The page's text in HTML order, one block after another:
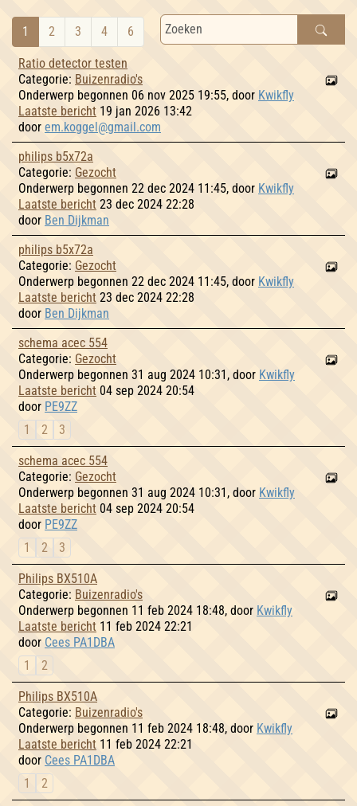
1 2 3 4 6
Ratio detector testen
Categorie: Buizenradio's
Onderwerp begonnen 06 nov 2025 19:55, door Kwikfly
Laatste bericht 19 jan 2026 13:42
door em.koggel@gmail.com
philips b5x72a
Categorie: Gezocht
Onderwerp begonnen 22 dec 2024 11:45, door Kwikfly
Laatste bericht 23 dec 2024 22:28
door Ben Dijkman
philips b5x72a
Categorie: Gezocht
Onderwerp begonnen 22 dec 2024 11:45, door Kwikfly
Laatste bericht 23 dec 2024 22:28
door Ben Dijkman
schema acec 554
Categorie: Gezocht
Onderwerp begonnen 31 aug 2024 10:31, door Kwikfly
Laatste bericht 04 sep 2024 20:54
door PE9ZZ
1
2 3
schema acec 554
Categorie: Gezocht
Onderwerp begonnen 31 aug 2024 10:31, door Kwikfly
Laatste bericht 04 sep 2024 20:54
door PE9ZZ
1
2 3
Philips BX510A
Categorie: Buizenradio's
Onderwerp begonnen 11 feb 2024 18:48, door Kwikfly
Laatste bericht 11 feb 2024 22:21
door Cees PA1DBA
1
2
Philips BX510A
Categorie: Buizenradio's
Onderwerp begonnen 11 feb 2024 18:48, door Kwikfly
Laatste bericht 11 feb 2024 22:21
door Cees PA1DBA
1
2